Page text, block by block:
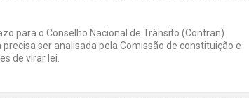
para o Conselho Nacional de Trânsito (Contran)
ser analisada pela Comissão de constituição e
de virar lei.